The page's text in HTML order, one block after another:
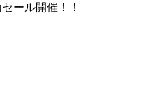
ール開催！！